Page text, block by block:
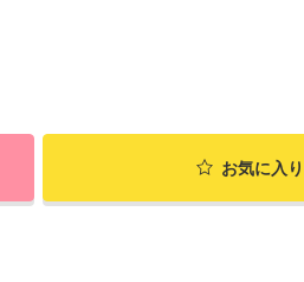
お気に入